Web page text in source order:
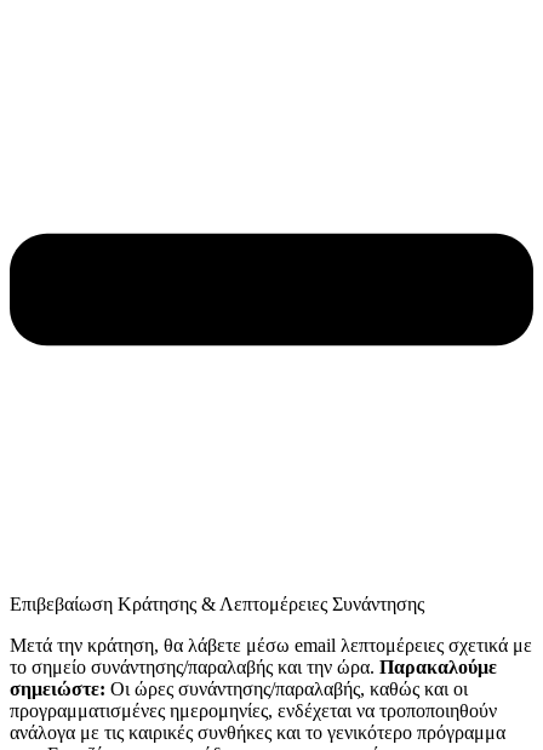
Επιβεβαίωση Κράτησης & Λεπτομέρειες Συνάντησης
Μετά την κράτηση, θα λάβετε μέσω email λεπτομέρειες σχετικά με
το σημείο συνάντησης/παραλαβής και την ώρα. Παρακαλούμε
σημειώστε: Οι ώρες συνάντησης/παραλαβής, καθώς και οι
προγραμματισμένες ημερομηνίες, ενδέχεται να τροποποιηθούν
ανάλογα με τις καιρικές συνθήκες και το γενικότερο πρόγραμμα